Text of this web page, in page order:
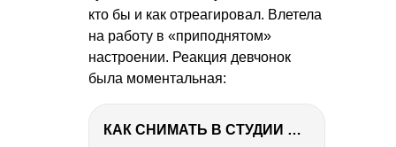
кто бы и как отреагировал. Влетела
на работу в «приподнятом»
настроении. Реакция девчонок
была моментальная:
КАК СНИМАТЬ В СТУДИИ СО ВСПЫШКАМИ